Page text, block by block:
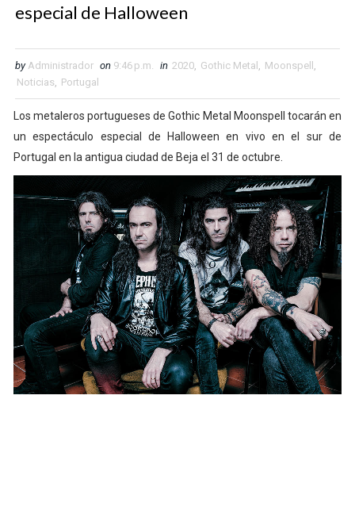
especial de Halloween
by Administrador on 9:46 p.m. in 2020, Gothic Metal , Moonspell ,
Noticias, Portugal
Los metaleros portugueses de Gothic Metal Moonspell tocarán en
un espectáculo especial de Halloween en vivo en el sur de
Portugal en la antigua ciudad de Beja el 31 de octubre.